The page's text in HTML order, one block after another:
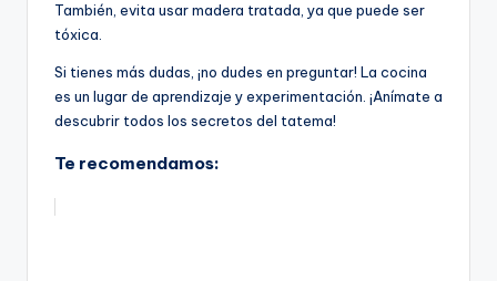
También, evita usar madera tratada, ya que puede ser
tóxica.
Si tienes más dudas, ¡no dudes en preguntar! La cocina
es un lugar de aprendizaje y experimentación. ¡Anímate a
descubrir todos los secretos del tatema!
Te recomendamos: